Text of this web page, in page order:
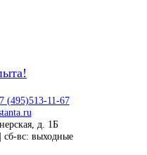
(495)513-11-67
д. 1Б
сб-вс: выходные